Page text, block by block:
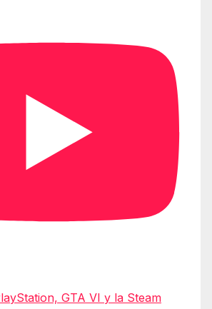
GTA VI y la Steam